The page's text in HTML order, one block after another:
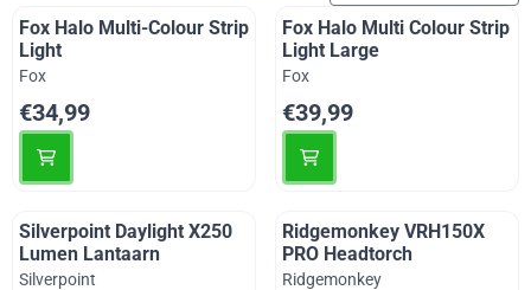
Fox Halo Multi-Colour Strip
Light
Merk:
Fox
Prijs: 34,99
€34,99
Fox Halo Multi Colour Strip
Light Large
Merk:
Fox
Prijs: 39,99
€39,99
Silverpoint Daylight X250
Lumen Lantaarn
Merk:
Silverpoint
Ridgemonkey VRH150X
PRO Headtorch
Merk:
Ridgemonkey